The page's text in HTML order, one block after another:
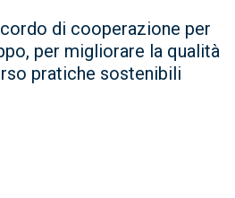
di cooperazione per
per migliorare la qualità
pratiche sostenibili